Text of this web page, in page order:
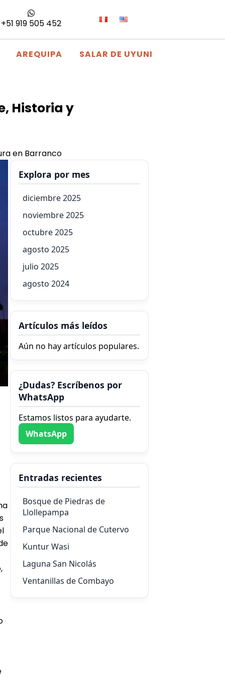
+51 919 505 452
AREQUIPA SALAR DE UYUNI
Historia y
en Barranco
Explora por mes
diciembre 2025
noviembre 2025
octubre 2025
agosto 2025
julio 2025
agosto 2024
Artículos más leídos
Aún no hay artículos populares.
¿Dudas? Escríbenos por
WhatsApp
Estamos listos para ayudarte.
WhatsApp
Entradas recientes
Bosque de Piedras de
Llollepampa
Parque Nacional de Cutervo
Kuntur Wasi
Laguna San Nicolás
Ventanillas de Combayo